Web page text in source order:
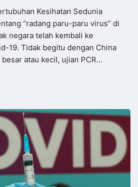
Kesihatan Sedunia
“radang paru-paru virus” di
negara telah kembali ke
19. Tidak begitu dengan China
atau kecil, ujian PCR…